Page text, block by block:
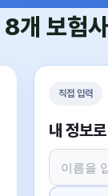
8개 보험사
직접 입력
내 정보